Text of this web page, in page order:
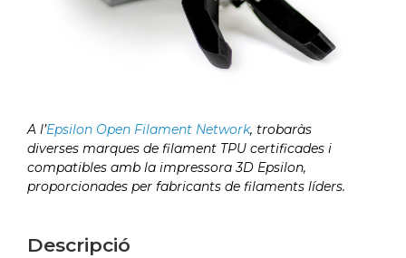
A l’Epsilon Open Filament Network, trobaràs
diverses marques de filament TPU certificades i
compatibles amb la impressora 3D Epsilon,
proporcionades per fabricants de filaments líders.
Descripció